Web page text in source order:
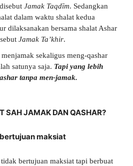
Jamak Taqdīm. Sedangkan
dalam waktu shalat kedua
dilaksanakan bersama shalat Ashar
Jamak Ta’khir.
sekaligus meng-qashar
satunya saja. Tapi yang lebih
tanpa men-jamak.
SAH JAMAK DAN QASHAR?
maksiat
bertujuan maksiat tapi berbuat